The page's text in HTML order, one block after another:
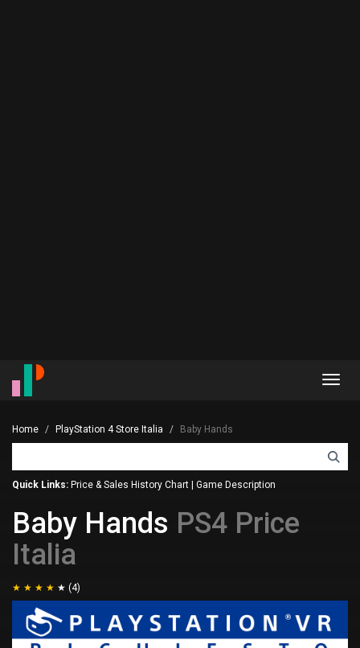
Home PlayStation 4 Store Italia Baby Hands
Quick Links: Price & Sales History Chart Game Description
Baby Hands PS4 Price
Italia
(4)